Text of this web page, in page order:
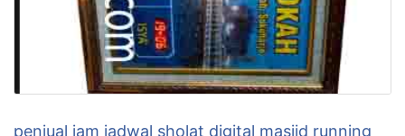
penjual jam jadwal sholat digital masjid running